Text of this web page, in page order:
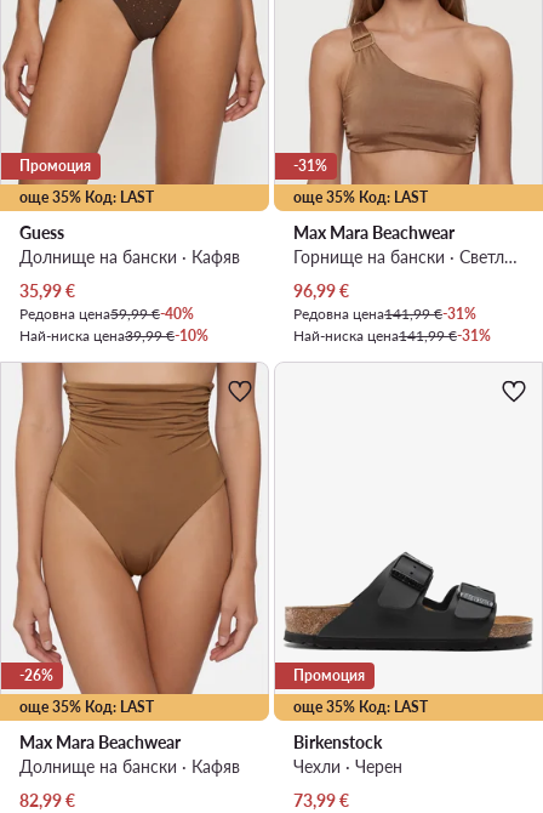
още 35% Код: LAST
Промоция
Guess
Долнище на бански · Кафяв
Актуална цена
35,99€
Редовна цена59,99 €-40%
Най-ниска цена39,99 €-10%
още 35% Код: LAST
-31%
Max Mara Beachwear
Горнище на бански · Светлокафяв
Актуална цена
96,99€
Редовна цена141,99 €-31%
Най-ниска цена141,99 €-31%
още 35% Код: LAST
-26%
Max Mara Beachwear
Долнище на бански · Кафяв
Актуална цена
82,99€
още 35% Код: LAST
Промоция
Birkenstock
Чехли · Черен
Актуална цена
73,99€